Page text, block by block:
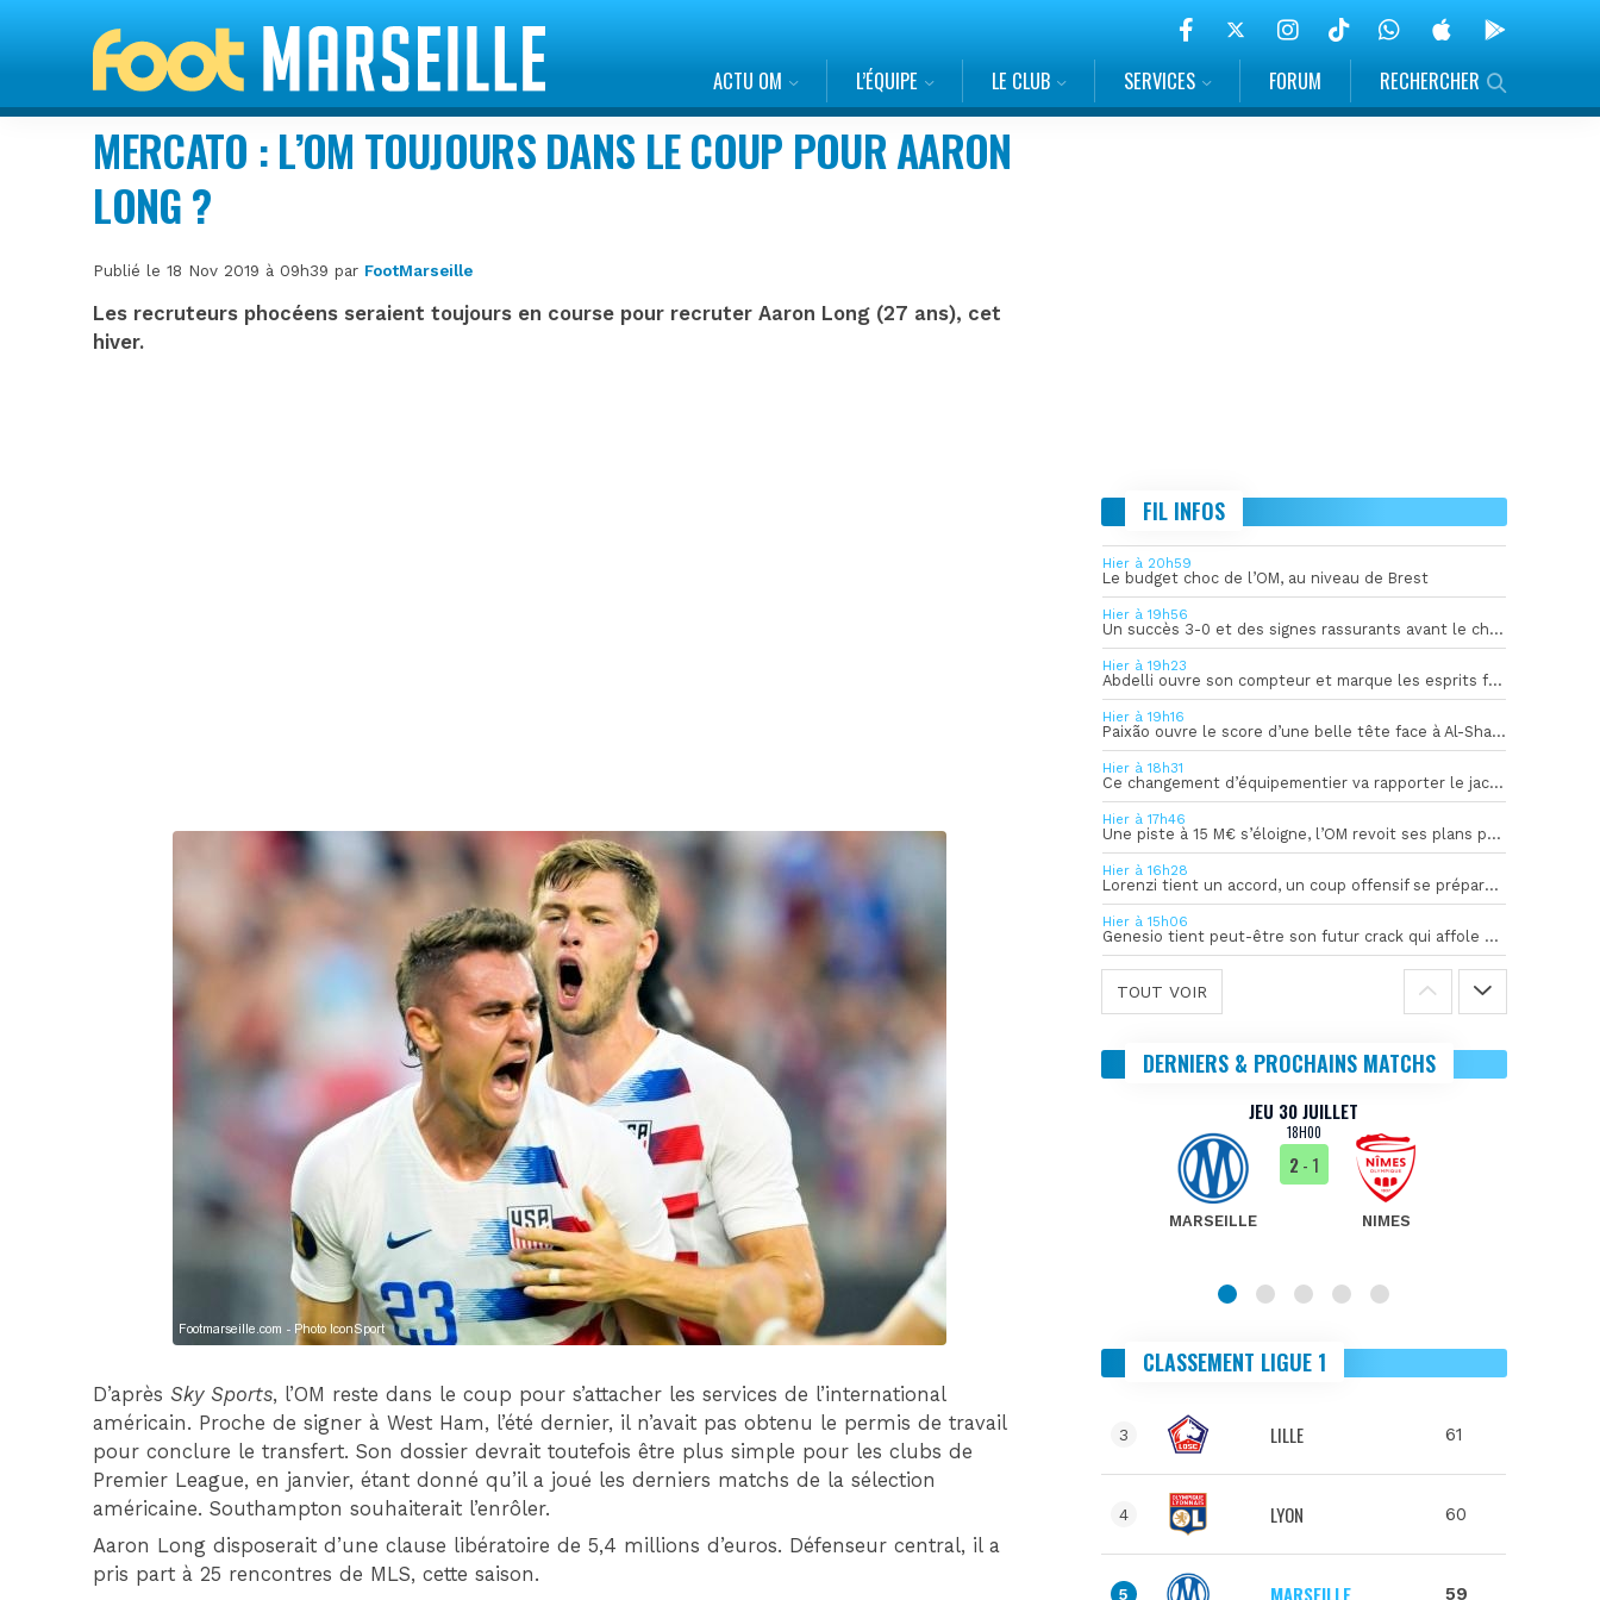
ACTU OM L’ÉQUIPE LE CLUB SERVICES FORUM RECHERCHER
MERCATO : L’OM TOUJOURS DANS LE COUP POUR AARON
LONG ?
Publié le 18 Nov 2019 à 09h39 par FootMarseille
Les recruteurs phocéens seraient toujours en course pour recruter Aaron Long (27 ans), cet
hiver.
D’aprèsSky Sports, l’OM reste dans le coup pour s’attacher les services de l’international
américain. Proche de signer à West Ham, l’été dernier, il n’avait pas obtenu le permis de travail
pour conclure le transfert. Son dossier devrait toutefois être plus simple pour les clubs de
Premier League, en janvier, étant donné qu’il a joué les derniers matchs de la sélection
américaine. Southampton souhaiterait l’enrôler.
Aaron Long disposerait d’une clause libératoire de 5,4 millions d’euros. Défenseur central, il a
pris part à 25 rencontres de MLS, cette saison.
FIL INFOS
Hier à 20h59
Le budget choc de l’OM, au niveau de Brest
Hier à 19h56
Un succès 3-0 et des signes rassurants avant le choc face à Bilbao
Hier à 19h23
Abdelli ouvre son compteur et marque les esprits face à Al-Shahania
Hier à 19h16
Paixão ouvre le score d’une belle tête face à Al-Shahania
Hier à 18h31
Ce changement d’équipementier va rapporter le jackpot à l’OM
Hier à 17h46
Une piste à 15 M€ s’éloigne, l’OM revoit ses plans pour son gardien
Hier à 16h28
Lorenzi tient un accord, un coup offensif se prépare en coulisses
Hier à 15h06
Genesio tient peut-être son futur crack qui affole déjà l’Europe
TOUT VOIR
DERNIERS & PROCHAINS MATCHS
DIM 30 AOÛT
MONACO MARSEILLE
JEU 30 JUILLET
18H00
MARSEILLE
2- 1
NIMES
CLASSEMENT LIGUE 1
3 LILLE 61
4 LYON 60
5 MARSEILLE 59